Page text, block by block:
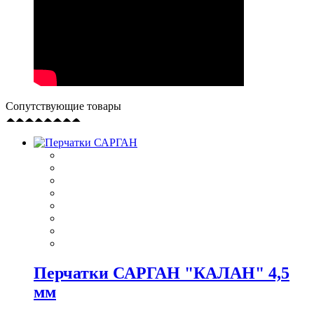
Сопутствующие товары
Перчатки САРГАН "КАЛАН" 4,5
мм